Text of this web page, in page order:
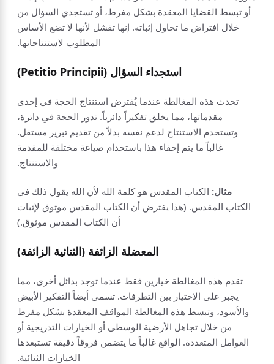
أو تبسط القضايا المعقدة بشكل مفرط، أو تستجدي السؤال من
خلال افتراض ما تحاول إثباته. إنها تفشل لأنها لا تضع الأساس
المطلوب لاستنتاجاتها.
استجداء السؤال (Petitio Principii)
تحدث هذه المغالطة عندما يُفترض استنتاج الحجة في إحدى
مقدماتها، مما يخلق تفكيراً دائرياً. تدور الحجة في دائرة،
وتستخدم الاستنتاج لدعم نفسه بدلاً من تقديم تبرير مستقل.
غالباً ما يتم إخفاء هذا باستخدام صياغة مختلفة للمقدمة
والاستنتاج.
مثال: الكتاب المقدس هو كلمة الله لأن الله يقول ذلك في
الكتاب المقدس. (هذا يفترض أن الكتاب المقدس موثوق لإثبات
أن الكتاب المقدس موثوق.)
المعضلة الزائفة (الثنائية الزائفة)
تقدم هذه المغالطة خيارين فقط عندما توجد بدائل أخرى، مما
يجبر على الاختيار بين التطرفات. تسمى أيضاً التفكير الأبيض
والأسود، وتبسط هذه المغالطة المواقف المعقدة بشكل مفرط
من خلال تجاهل الأرضية الوسطى أو الخيارات التدريجية أو
العوامل المتعددة. الواقع غالباً ما يتضمن فروقاً دقيقة تستبعدها
الخيارات الثنائية.